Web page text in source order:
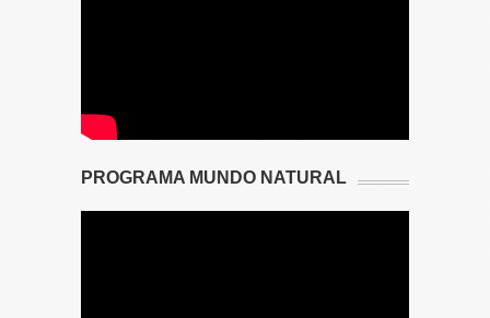
PROGRAMA MUNDO NATURAL